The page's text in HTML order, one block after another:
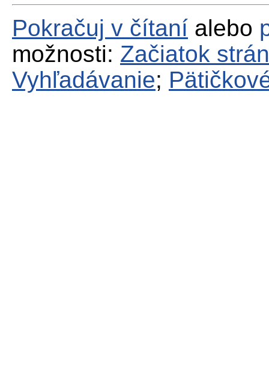
Pokračuj v čítaní alebo
možnosti: Začiatok
Vyhľadávanie;